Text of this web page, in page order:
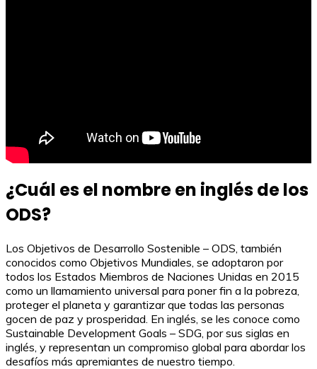
¿Cuál es el nombre en inglés de los
ODS?
Los Objetivos de Desarrollo Sostenible – ODS, también
conocidos como Objetivos Mundiales, se adoptaron por
todos los Estados Miembros de Naciones Unidas en 2015
como un llamamiento universal para poner fin a la pobreza,
proteger el planeta y garantizar que todas las personas
gocen de paz y prosperidad. En inglés, se les conoce como
Sustainable Development Goals – SDG, por sus siglas en
inglés, y representan un compromiso global para abordar los
desafíos más apremiantes de nuestro tiempo.